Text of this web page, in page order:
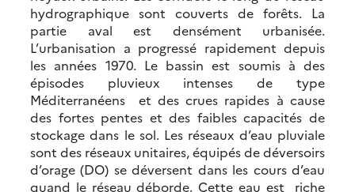
hydrographique sont couverts de forêts. La
partie aval est densément urbanisée.
L’urbanisation a progressé rapidement depuis
les années 1970. Le bassin est soumis à des
épisodes pluvieux intenses de type
Méditerranéens et des crues rapides à cause
des fortes pentes et des faibles capacités de
stockage dans le sol. Les réseaux d’eau pluviale
sont des réseaux unitaires, équipés de déversoirs
d’orage (DO) se déversent dans les cours d’eau
quand le réseau déborde. Cette eau est riche